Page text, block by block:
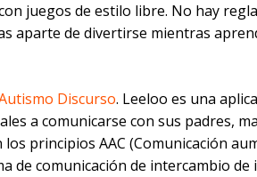
juegos de estilo libre. No hay
aparte de divertirse mientras
Discurso. Leeloo es una
a comunicarse con sus padres,
principios AAC (Comunicación
de comunicación de intercambio de